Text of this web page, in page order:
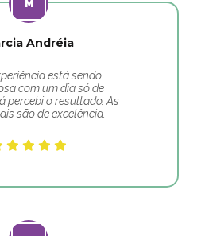
Andréia
está sendo
com um dia só de
percebi o resultado. As
são de excelência.